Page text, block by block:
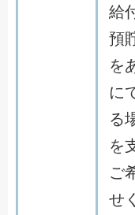
給
預
を
に
る
を
ご
せ